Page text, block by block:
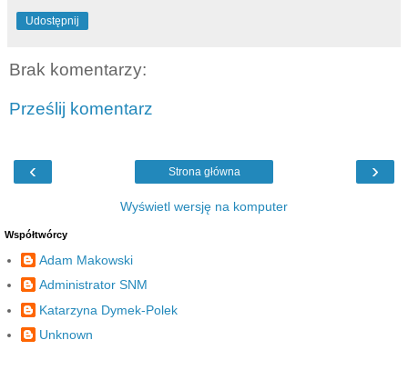
Udostępnij
Brak komentarzy:
Prześlij komentarz
‹ ›
Strona główna
Wyświetl wersję na komputer
Współtwórcy
Adam Makowski
Administrator SNM
Katarzyna Dymek-Polek
Unknown